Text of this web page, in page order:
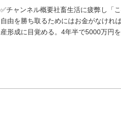
✅チャンネル概要社畜生活に疲弊し「
自由を勝ち取るためにはお金がなけれ
産形成に目覚める。4年半で5000万円